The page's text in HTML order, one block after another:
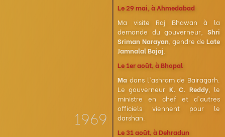
1969
Le 29 mai, à Ahmedabad
Ma visite Raj Bhawan à la
demande du gouverneur, Shri
Sriman Narayan , gendre de Late
Jamnalal Bajaj
Le 1er août, à Bhopal
Ma dans l'ashram de Bairagarh.
Le gouverneur K. C. Reddy, le
ministre en chef et d'autres
officiels viennent pour le
darshan.
Le 31 août, à Dehradun